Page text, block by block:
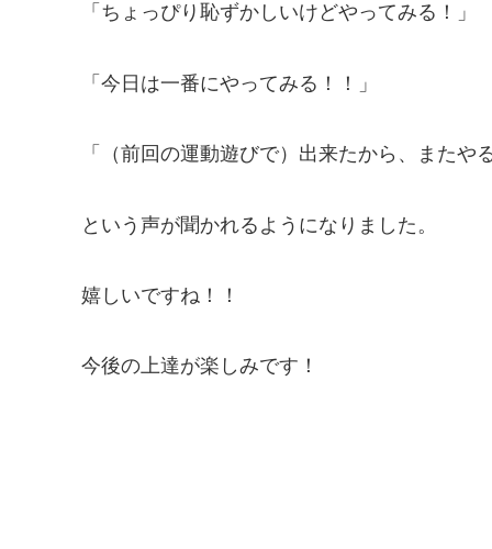
「ちょっぴり恥ずかしいけどやってみる！」
「今日は一番にやってみる！！」
「（前回の運動遊びで）出来たから、またや
という声が聞かれるようになりました。
嬉しいですね！！
今後の上達が楽しみです！